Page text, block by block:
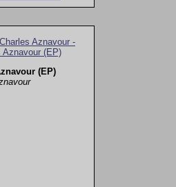
(EP)